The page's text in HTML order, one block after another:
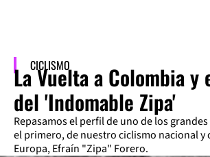
CICLISMO
La Vuelta a Colombia y
del 'Indomable Zipa'
Repasamos el perfil de uno de los
el primero, de nuestro ciclismo nacional y
Europa, Efraín "Zipa" Forero.